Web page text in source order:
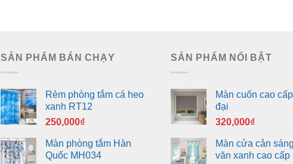
SẢN PHẨM BÁN CHẠY
Rèm phòng tắm cá heo
xanh RT12
250,000₫
Màn phòng tắm Hàn
Quốc MH034
SẢN PHẨM NỔI BẬT
Màn cuốn cao
đại
320,000₫
Màn cửa cản
văn xanh cao cấp